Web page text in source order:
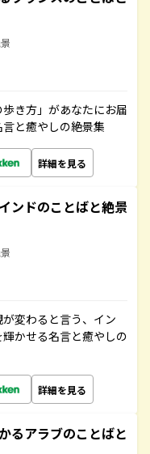
き方」があなたにお届
と癒やしの絶景集
詳細を見る
ンドのことばと絶景
変わると言う、イン
かせる名言と癒やしの
詳細を見る
るアラブのことばと